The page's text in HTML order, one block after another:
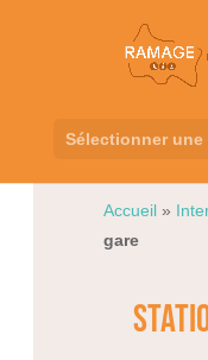
Sélectionner une
Accueil»
gare